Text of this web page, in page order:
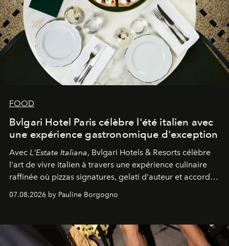
FOOD
Bvlgari Hotel Paris célèbre l'été italien avec
une expérience gastronomique d'exception
Avec L'Estate Italiana, Bvlgari Hotels & Resorts célèbre
l'art de vivre italien à travers une expérience culinaire
raffinée où pizzas signatures, gelati d'auteur et accords
07.08.2026 by Pauline Borgogno